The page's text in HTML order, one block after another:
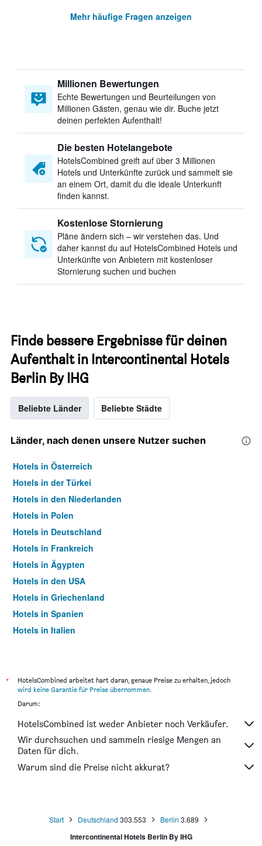
Mehr häufige Fragen anzeigen
Millionen Bewertungen
Echte Bewertungen und Beurteilungen von
Millionen Gästen, genau wie dir. Buche jetzt
deinen perfekten Aufenthalt!
Die besten Hotelangebote
HotelsCombined greift auf über 3 Millionen
Hotels und Unterkünfte zurück und sammelt sie
an einem Ort, damit du die ideale Unterkunft
finden kannst.
Kostenlose Stornierung
Pläne ändern sich – wir verstehen das. Und
daher kannst du auf HotelsCombined Hotels und
Unterkünfte von Anbietern mit kostenloser
Stornierung suchen und buchen
Finde bessere Ergebnisse für deinen
Aufenthalt in Intercontinental Hotels
Berlin By IHG
Beliebte Länder Beliebte Städte
Länder, nach denen unsere Nutzer suchen
Hotels in Österreich
Hotels in der Türkei
Hotels in den Niederlanden
Hotels in Polen
Hotels in Deutschland
Hotels in Frankreich
Hotels in Ägypten
Hotels in den USA
Hotels in Griechenland
Hotels in Spanien
Hotels in Italien
*
HotelsCombined arbeitet hart daran, genaue Preise zu erhalten, jedoch
wird keine Garantie für Preise übernommen.
Darum:
HotelsCombined ist weder Anbieter noch Verkäufer.
Wir durchsuchen und sammeln riesige Mengen an
Daten für dich.
Warum sind die Preise nicht akkurat?
Start Deutschland 303.553 Berlin 3.689
Intercontinental Hotels Berlin By IHG